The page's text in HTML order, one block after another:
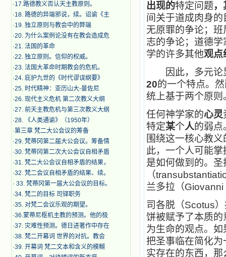
·17.路德教义否认天主教原则。
·18. 路德的异端邪说，续。诏谕《主
·19. 独立原则与教会中的弊端
·20. 为什么案例论没有在教会造成危
·21. 法国的革命
·22. 独立原则。信仰的权威。
·23. 法国大革命时期教会的危机。
·24. 庇护九世的《时代谬误纲要》
·25. 时代精神：亚历山大-曼佐尼
·26. 现代主义危机 第二次教义大纲
·27. 前天主教危机与第三次教义大纲
·28. 《人类通谕》（1950年）
·第三章 梵二大公会议的筹备
·29. 梵蒂冈第二届大公会议。筹备情
·30. 梵蒂冈第二次大公会议自相矛盾
·31. 梵二大公会议自相矛盾的结果，
·32. 梵二会议自相矛盾的结果、续。
· 33. 梵蒂冈第一届大公会议的目标。
·34. 梵二的目标 司铎职务
·35. 对梵二会议乐观的期望。
·36.蒙蒂尼枢机主教的预测。他的极
·37. 灾难性预测。德日进著作中存在
·38. 梵二开幕词 世界的对抗。教会
·39. 开幕词 梵二文本和含义的模糊
出现的特定问题，
间关于道成肉身
无原罪的争论；班
志的争论；道德
学的许多其他观点
因此，多元论
20的一个特点。
统上基于两个原
任何神学家的心灵
特定某个人的弱点
围绕这一核心教
此，一个人可能
是如何做到的。
（
兰多拉（
司各脱（Scotus
饼被赋予了本质
为生命的观点。
把圣事临在简化
实存在的东西，